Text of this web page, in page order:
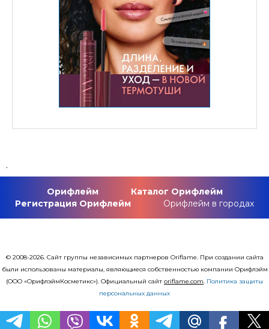
.
Орифлейм
Каталог Орифлейм
Регистрация Орифлейм
Орифлейм в городах
© 2008-2026. Сайт группы независимых партнеров Oriflame. При создании сайта
были использованы материалы, являющиеся собственностью компании Орифлэйм
(ООО «ОрифлэймКосметикс»). Официальный сайт оriflаme.com. Политика защиты
персональных данных